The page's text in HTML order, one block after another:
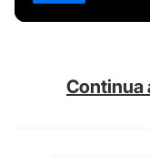
Continua